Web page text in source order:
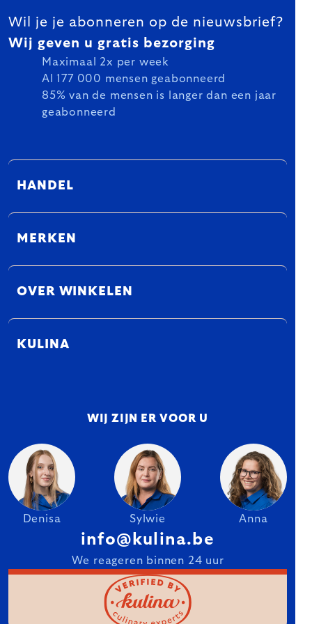
Wil je je abonneren op de nieuwsbrief?
Wij geven u gratis bezorging
Maximaal 2x per week
Al 177 000 mensen geabonneerd
85% van de mensen is langer dan een jaar
geabonneerd
HANDEL
MERKEN
OVER WINKELEN
KULINA
WIJ ZIJN ER VOOR U
Denisa Sylwie Anna
info@kulina.be
We reageren binnen 24 uur